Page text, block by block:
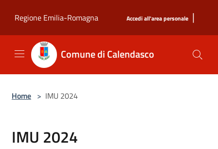
Regione Emilia-Romagna
Accedi all'area personale |
Comune di Calendasco
Home > IMU 2024
IMU 2024